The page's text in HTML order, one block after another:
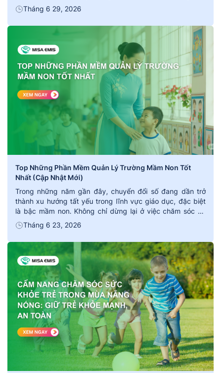
chương trình, mà còn đánh dấu sự chuyển đổi quan trọng
trong tư duy giáo dục mầm non […]
Tháng 6 29, 2026
Top Những Phần Mềm Quản Lý Trường Mầm Non Tốt
Nhất (Cập Nhật Mới)
Trong những năm gần đây, chuyển đổi số đang dần trở
thành xu hướng tất yếu trong lĩnh vực giáo dục, đặc biệt
là bậc mầm non. Không chỉ dừng lại ở việc chăm sóc và
giảng dạy, các trường học ngày nay còn cần một hệ thống
quản trị bài bản, minh bạch và […]
Tháng 6 23, 2026